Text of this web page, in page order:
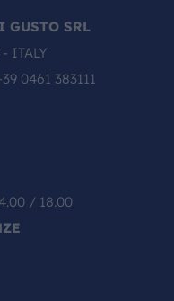
SRL
ITALY
0461 383111
/ 18.00